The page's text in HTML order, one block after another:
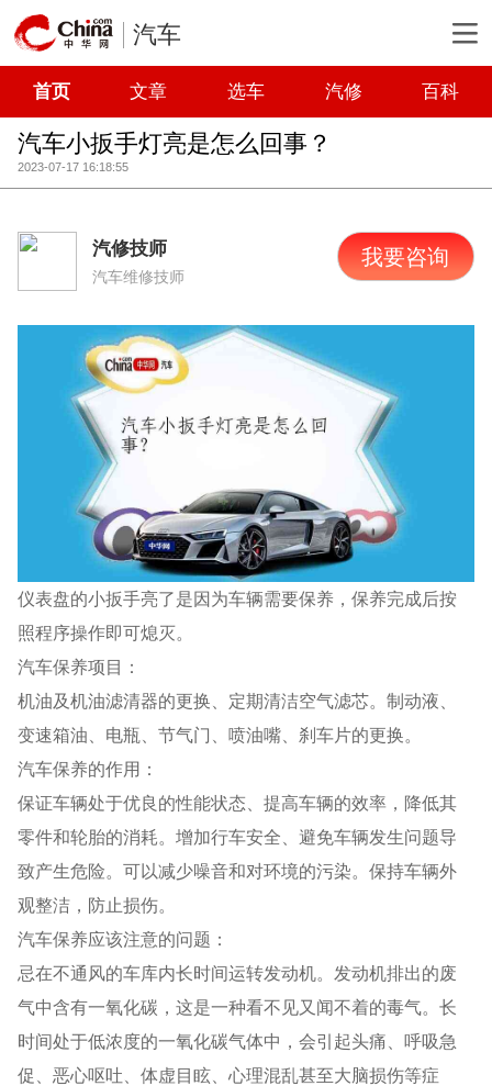
汽车
首页 文章 选车 汽修 百科
汽车小扳手灯亮是怎么回事？
2023-07-17 16:18:55
汽修技师
汽车维修技师
我要咨询
仪表盘的小扳手亮了是因为车辆需要保养，保养完成后按
照程序操作即可熄灭。
汽车保养项目：
机油及机油滤清器的更换、定期清洁空气滤芯。制动液、
变速箱油、电瓶、节气门、喷油嘴、刹车片的更换。
汽车保养的作用：
保证车辆处于优良的性能状态、提高车辆的效率，降低其
零件和轮胎的消耗。增加行车安全、避免车辆发生问题导
致产生危险。可以减少噪音和对环境的污染。保持车辆外
观整洁，防止损伤。
汽车保养应该注意的问题：
忌在不通风的车库内长时间运转发动机。发动机排出的废
气中含有一氧化碳，这是一种看不见又闻不着的毒气。长
时间处于低浓度的一氧化碳气体中，会引起头痛、呼吸急
促、恶心呕吐、体虚目眩、心理混乱甚至大脑损伤等症